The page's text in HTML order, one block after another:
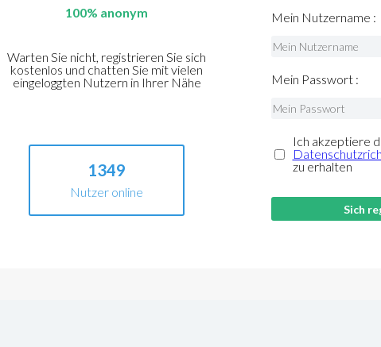
100% anonym
Warten Sie nicht, registrieren Sie sich
kostenlos und chatten Sie mit vielen
eingeloggten Nutzern in Ihrer Nähe
1349
Nutzer online
Mein Nutzername :
Mein Passwort :
Ich akzeptiere
zu erhalten